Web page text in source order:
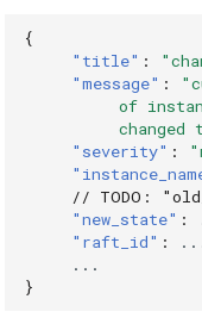
{
"title" :
"message" :
of
changed
"severity" :
// TODO:
"new_state" :
"raft_id" :
...
}